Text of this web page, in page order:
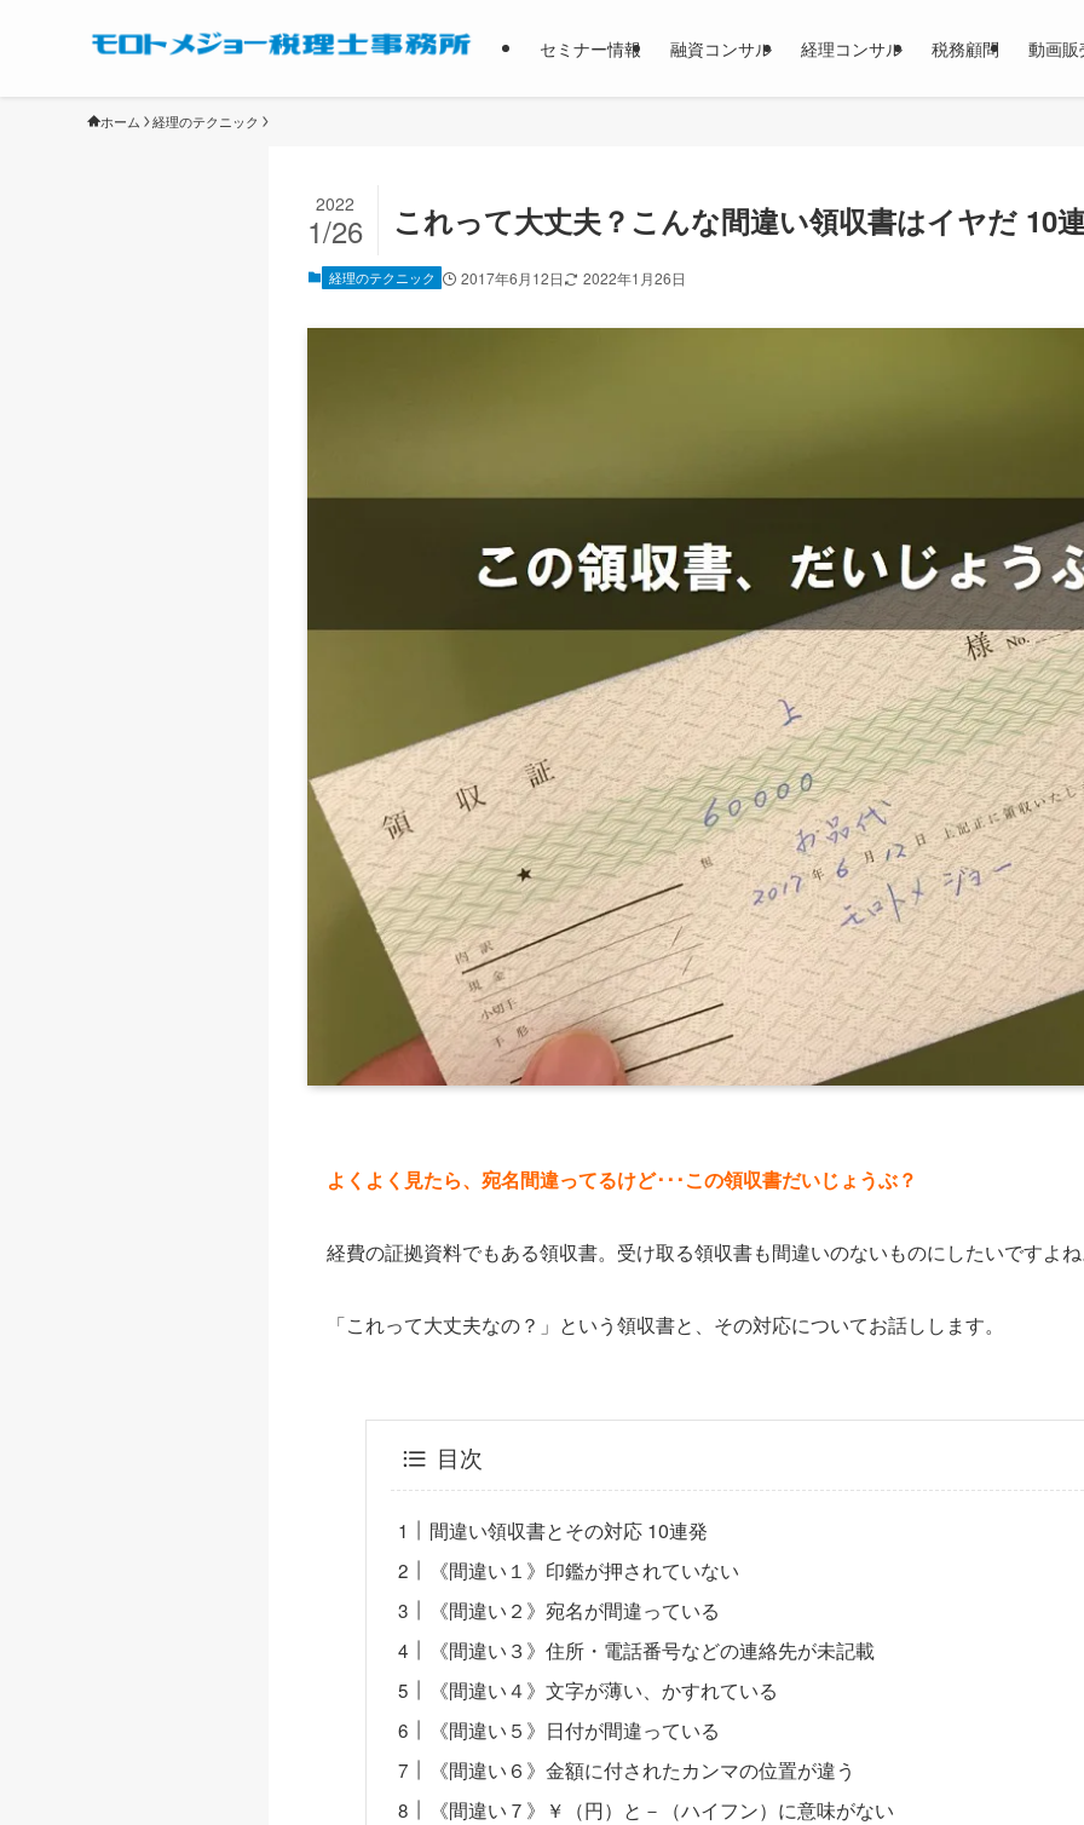
セミナー情報 融資コンサル 経理コンサル 税務顧問 動画販
ホーム 経理のテクニック
これって大丈夫？こんな間違い領収書はイヤだ 10
2022
1/26
経理のテクニック 2017年6月12日 2022年1月26日
よくよく見たら、宛名間違ってるけど･･･この領収書だいじょうぶ？
経費の証拠資料でもある領収書。受け取る領収書も間違いのないものにしたいですよ
「これって大丈夫なの？」という領収書と、その対応についてお話しします。
目次
間違い領収書とその対応 10連発
《間違い１》印鑑が押されていない
《間違い２》宛名が間違っている
《間違い３》住所・電話番号などの連絡先が未記載
《間違い４》文字が薄い、かすれている
《間違い５》日付が間違っている
《間違い６》金額に付されたカンマの位置が違う
《間違い７》￥（円）と－（ハイフン）に意味がない